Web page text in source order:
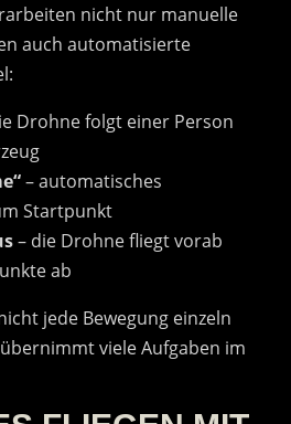
nicht nur manuelle
auch automatisierte
Drohne folgt einer Person
– automatisches
Startpunkt
– die Drohne fliegt vorab
ab
jede Bewegung einzeln
viele Aufgaben im